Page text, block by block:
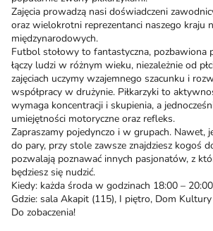
Zajęcia prowadzą nasi doświadczeni
oraz wielokrotni reprezentanci naszego kraju
międzynarodowych.
Futbol stołowy to fantastyczna, pozbawiona
łączy ludzi w różnym wieku, niezależnie od
zajęciach uczymy wzajemnego szacunku i
współpracy w drużynie. Piłkarzyki to
wymaga koncentracji i skupienia, a
umiejętności motoryczne oraz refleks.
Zapraszamy pojedynczo i w grupach. Nawet,
do pary, przy stole zawsze znajdziesz kogoś
pozwalają poznawać innych pasjonatów, z
będziesz się nudzić.
Kiedy: każda środa w godzinach 18:00 – 20:00
Gdzie: sala Akapit (115), I piętro, Dom
Do zobaczenia!